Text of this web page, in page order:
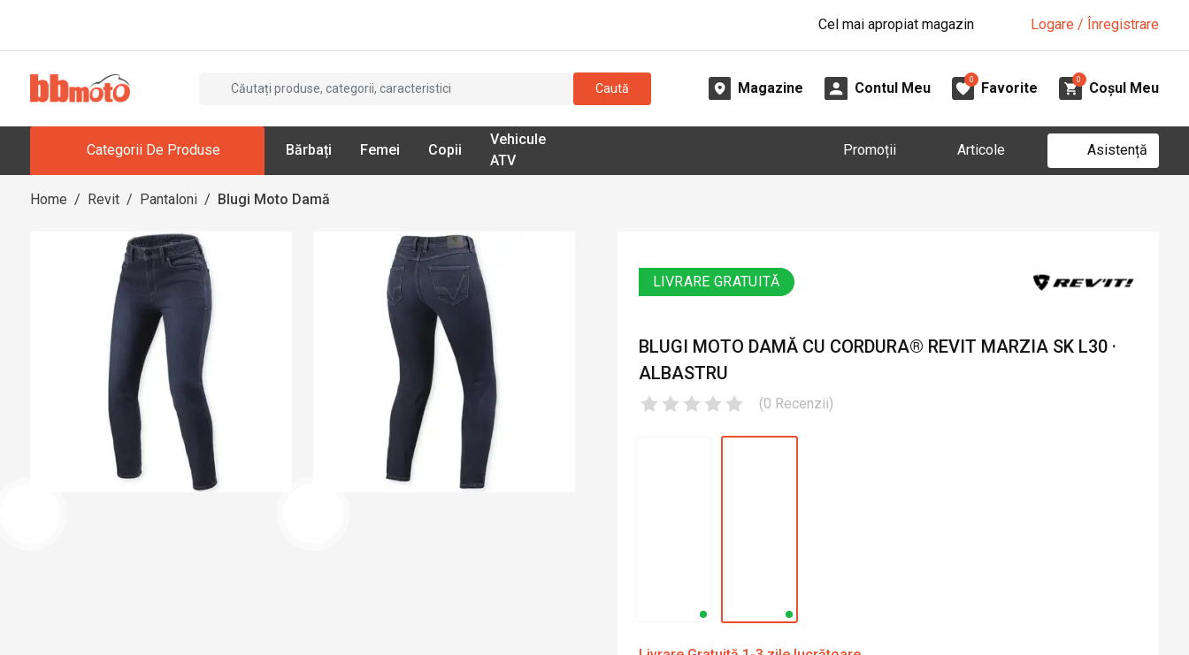
Cel mai apropiat magazin Logare / Înregistrare
Caută Magazine Contul Meu
0
Favorite
0
Coșul Meu
Categorii De Produse Bărbați Femei Copii
Vehicule
ATV
Promoții Articole Asistență
Home / Revit / Pantaloni / Blugi Moto Damă
LIVRARE GRATUITĂ
BLUGI MOTO DAMĂ CU CORDURA® REVIT MARZIA SK L30 ·
ALBASTRU
(0 Recenzii)